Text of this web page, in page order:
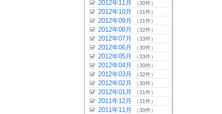
2012年11月 （30件）
2012年10月 （31件）
2012年09月 （31件）
2012年08月 （32件）
2012年07月 （33件）
2012年06月 （30件）
2012年05月 （33件）
2012年04月 （30件）
2012年03月 （32件）
2012年02月 （30件）
2012年01月 （31件）
2011年12月 （31件）
2011年11月 （30件）